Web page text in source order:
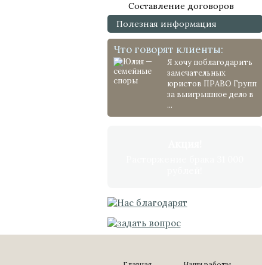
Составление договоров
Полезная информация
Что говорят клиенты:
Я хочу поблагодарить
замечательных
юристов ПРАВО Групп
за выигрышное дело в
...